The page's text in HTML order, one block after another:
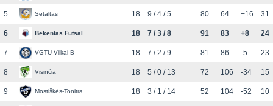
5 Setaltas 18 9 / 4 / 5 80 64 +16 31
6 Bekentas Futsal 18 7 / 3 / 8 91 83 +8 24
7 VGTU-Vilkai B 18 7 / 2 / 9 81 86 -5 23
8 Visinčia 18 5 / 0 / 13 72 106 -34 15
9 Mostiškės-Tonitra 18 3 / 1 / 14 52 104 -52 10